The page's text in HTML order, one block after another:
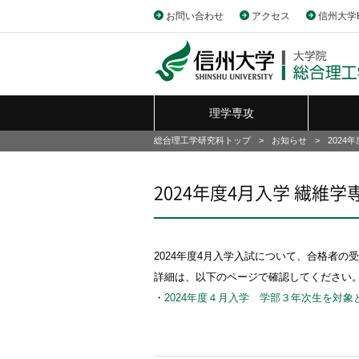
お問い合わせ アクセス 信州大学
理学専攻
総合理工学研究科トップ > お知らせ > 2024年
2024年度4月入学 繊維学
2024年度4月入学入試について、合格者の
詳細は、以下のページで確認してください
・ 2024年度４月入学 学部３年次生を対